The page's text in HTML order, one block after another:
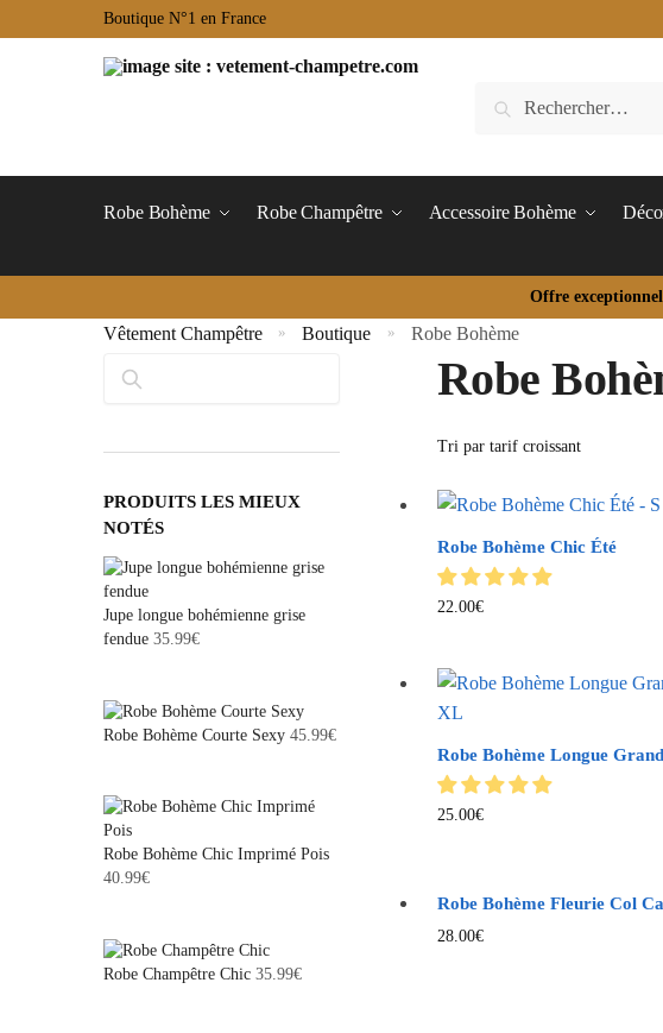
Boutique N°1 en France
Robe Bohème Robe Champêtre Accessoire Bohème
Offre
Vêtement Champêtre » Boutique » Robe Bohème
Robe
Robe Bohème Chic Été
22.00€
Robe Bohème Longue
25.00€
Robe Bohème Fleurie Col
28.00€
PRODUITS LES MIEUX
NOTÉS
Jupe longue bohémienne grise
fendue 35.99€
Robe Bohème Courte Sexy 45.99€
Robe Bohème Chic Imprimé Pois
40.99€
Robe Champêtre Chic 35.99€